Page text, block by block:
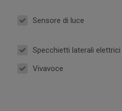
Sensore di luce
Specchietti laterali elettrici
Vivavoce